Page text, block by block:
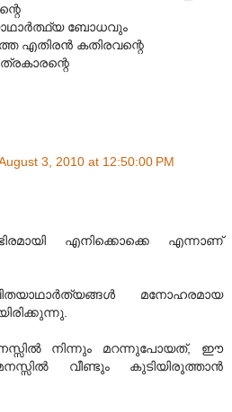
ബോധവും
എതിരന്‍ കതിരവന്റെ
3, 2010 at 12:50:00 PM
എനിക്കൊക്കെ എന്നാണ്
മനോഹരമായ
നിന്നും മറന്നുപോയത്, ഈ
വീണ്ടും കുടിയിരുത്താന്‍